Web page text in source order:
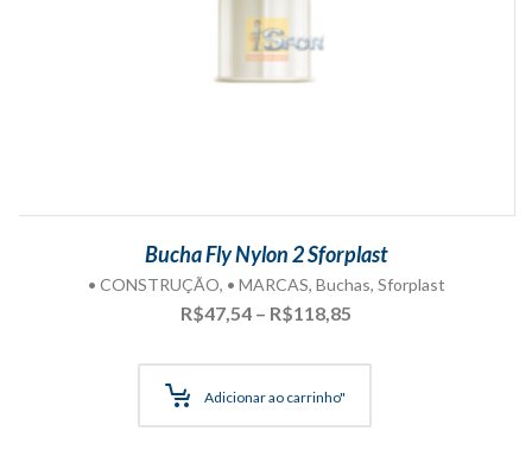
Bucha Fly Nylon 2 Sforplast
• CONSTRUÇÃO, • MARCAS, Buchas, Sforplast
R$47,54 – R$118,85
preço:
R$118,85
Adicionar ao carrinho"